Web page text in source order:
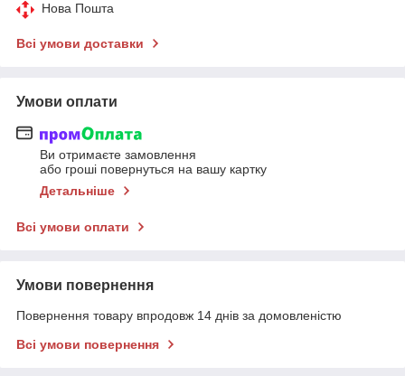
Нова Пошта
Всі умови доставки
Умови оплати
Ви отримаєте замовлення
або гроші повернуться на вашу картку
Детальніше
Всі умови оплати
Умови повернення
Повернення товару впродовж 14 днів за домовленістю
Всі умови повернення